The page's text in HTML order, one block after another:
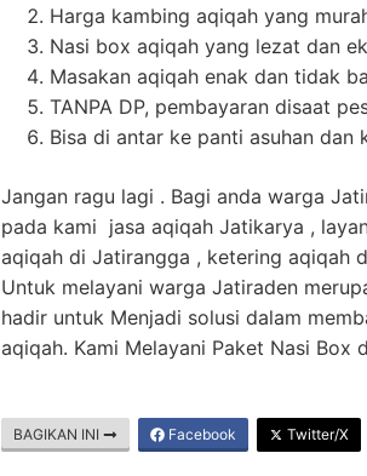
Harga kambing aqiqah yang
Nasi box aqiqah yang lezat dan
Masakan aqiqah enak dan tidak
TANPA DP, pembayaran disaat
Bisa di antar ke panti asuhan dan
Jangan ragu lagi . Bagi anda warga
pada kami jasa aqiqah Jatikarya ,
aqiqah di Jatirangga , ketering aqiqah
Untuk melayani warga Jatiraden
hadir untuk Menjadi solusi dalam
aqiqah. Kami Melayani Paket Nasi Box
BAGIKAN INI Facebook Twitter/X